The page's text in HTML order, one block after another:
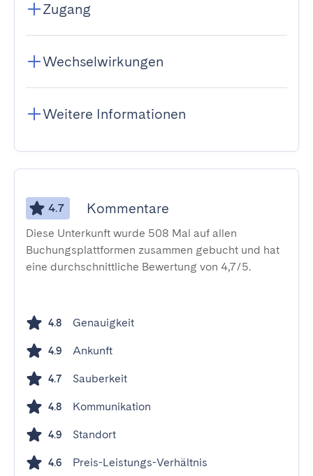
Zugang
Wechselwirkungen
Weitere Informationen
4.7 Kommentare
Diese Unterkunft wurde 508 Mal auf allen
Buchungsplattformen zusammen gebucht und hat
eine durchschnittliche Bewertung von 4,7/5.
4.8 Genauigkeit
4.9 Ankunft
4.7 Sauberkeit
4.8 Kommunikation
4.9 Standort
4.6 Preis-Leistungs-Verhältnis